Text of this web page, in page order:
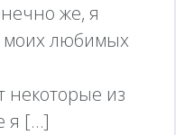
же, я
моих любимых
некоторые из
я […]